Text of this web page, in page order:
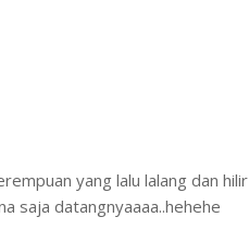
yang lalu lalang dan hilir
saja datangnyaaaa..hehehe